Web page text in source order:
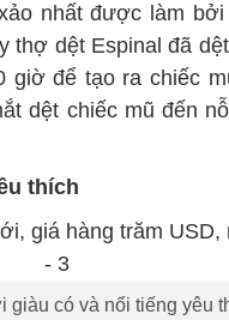
nhất được làm
thợ dệt Espinal đã
giờ để tạo ra chiếc
dệt chiếc mũ đến
thích
có và nổi tiếng yêu